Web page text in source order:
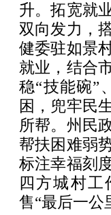
升。拓宽就
双向发力，
健委驻如景
就业，结合
稳“技能碗”
困，兜牢民
所帮。州民
帮扶困难弱
标注幸福刻
四方城村工
售“最后一公